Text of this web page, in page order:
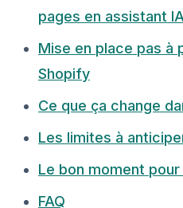
pages en assistant IA
Mise en place pas à
Shopify
Ce que ça change
Les limites à
Le bon moment
FAQ